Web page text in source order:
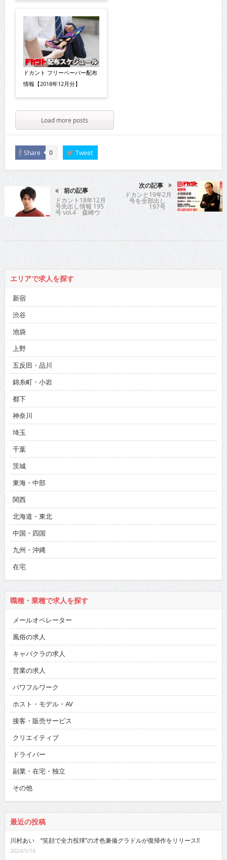
ドカント フリーペーパー配布
情報【2018年12月分】
Load more posts
Share 0 Tweet
前の記事
ドカント18年12月
号先出し情報 195
号 vol.4 森崎ウ
ィン
次の記事
ドカンと19年2月
号を全部出し
197号
エリアで求人を探す
新宿
渋谷
池袋
上野
五反田・品川
錦糸町・小岩
都下
神奈川
埼玉
千葉
茨城
東海・中部
関西
北海道・東北
中国・四国
九州・沖縄
在宅
職種・業種で求人を探す
メールオペレーター
風俗の求人
キャバクラの求人
営業の求人
パワフルワーク
ホスト・モデル・AV
接客・販売サービス
クリエイティブ
ドライバー
副業・在宅・独立
その他
最近の投稿
川村あい “笑顔で全力投球”の才色兼備グラドルが復帰作をリリース!!
2024/5/16